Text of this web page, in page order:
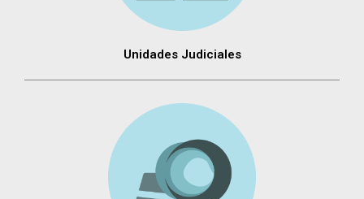
Unidades Judiciales